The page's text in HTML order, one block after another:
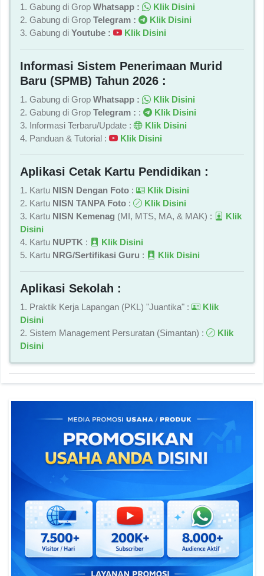
1. Gabung di Grop Whatsapp :
Klik Disini
2. Gabung di Grop Telegram :
Klik Disini
3. Gabung di Youtube : Klik Disini
Informasi Sistem Penerimaan Murid
Baru (SPMB) Tahun 2026 :
1. Gabung di Grop Whatsapp :
Klik Disini
2. Gabung di Grop Telegram : :
Klik Disini
3. Informasi Terbaru/Update :
Klik Disini
4. Panduan & Tutorial :
Klik Disini
Aplikasi Cetak Kartu Pendidikan :
1. Kartu NISN Dengan Foto :
Klik Disini
2. Kartu NISN TANPA Foto :
Klik Disini
3. Kartu NISN Kemenag (MI, MTS, MA, & MAK) :
Klik
Disini
4. Kartu NUPTK :
Klik Disini
5. Kartu NRG/Sertifikasi Guru : Klik Disini
Aplikasi Sekolah :
1. Praktik Kerja Lapangan (PKL) "Juantika" :
Klik
Disini
2. Sistem Management Persuratan (Simantan) :
Klik
Disini